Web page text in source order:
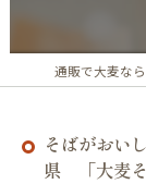
そばがおい
県 「大麦